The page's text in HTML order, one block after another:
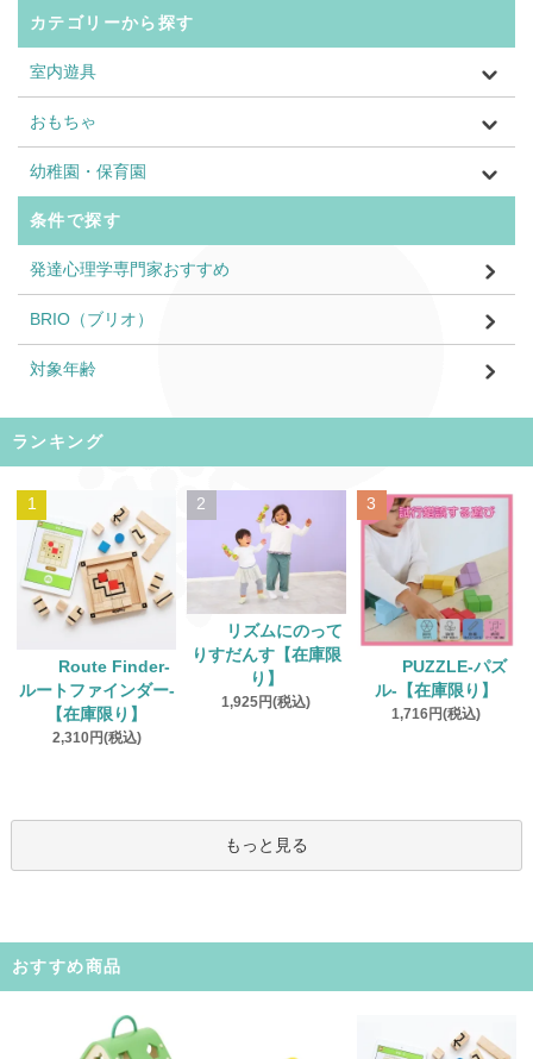
カテゴリーから探す
室内遊具
おもちゃ
幼稚園・保育園
条件で探す
発達心理学専門家おすすめ
BRIO（ブリオ）
対象年齢
ランキング
1
Route Finder‐
ルートファインダー‐
【在庫限り】
2,310円(税込)
2
リズムにのって
りすだんす【在庫限
り】
1,925円(税込)
3
PUZZLE‐パズ
ル‐【在庫限り】
1,716円(税込)
もっと見る
おすすめ商品